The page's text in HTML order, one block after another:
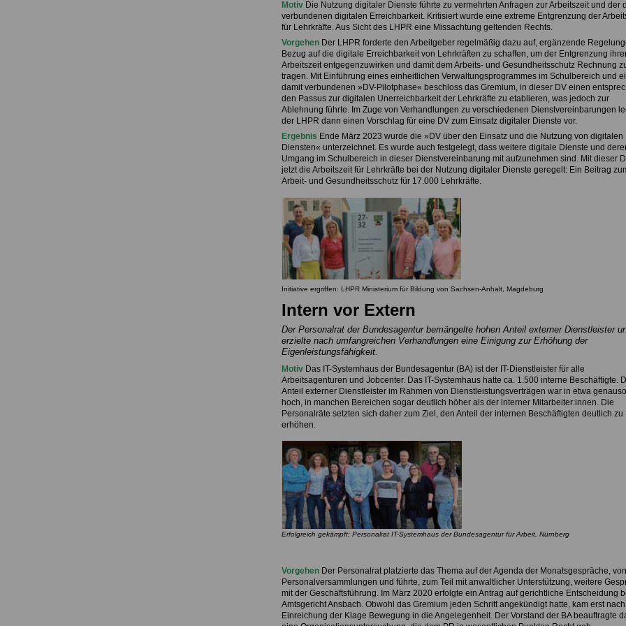
Motiv Die Nutzung digitaler Dienste führte zu vermehrten Anfragen zur Arbeitszeit und der
verbundenen digitalen Erreichbarkeit. Kritisiert wurde eine extreme Entgrenzung der
für Lehrkräfte. Aus Sicht des LHPR eine Missachtung geltenden Rechts.
Vorgehen Der LHPR forderte den Arbeitgeber regelmäßig dazu auf, ergänzende
Bezug auf die digitale Erreichbarkeit von Lehrkräften zu schaffen, um der Entgrenzung
Arbeitszeit entgegenzuwirken und damit dem Arbeits- und Gesundheitsschutz Rechnung
tragen. Mit Einführung eines einheitlichen Verwaltungsprogrammes im Schulbereich und
damit verbundenen »DV-Pilotphase« beschloss das Gremium, in dieser DV einen
den Passus zur digitalen Unerreichbarkeit der Lehrkräfte zu etablieren, was jedoch zur
Ablehnung führte. Im Zuge von Verhandlungen zu verschiedenen Dienstvereinbarungen
der LHPR dann einen Vorschlag für eine DV zum Einsatz digitaler Dienste vor.
Ergebnis Ende März 2023 wurde die »DV über den Einsatz und die Nutzung von digitalen
Diensten« unterzeichnet. Es wurde auch festgelegt, dass weitere digitale Dienste und
Umgang im Schulbereich in dieser Dienstvereinbarung mit aufzunehmen sind. Mit dieser
jetzt die Arbeitszeit für Lehrkräfte bei der Nutzung digitaler Dienste geregelt: Ein Beitrag
Arbeit- und Gesundheitsschutz für 17.000 Lehrkräfte.
Initiative ergriffen: LHPR Ministerium für Bildung von Sachsen-Anhalt, Magdeburg
Intern vor Extern
Der Personalrat der Bundesagentur bemängelte hohen Anteil externer Dienstleister
erzielte nach umfangreichen Verhandlungen eine Einigung zur Erhöhung der
Eigenleistungsfähigkeit.
Motiv Das IT-Systemhaus der Bundesagentur (BA) ist der IT-Dienstleister für alle
Arbeitsagenturen und Jobcenter. Das IT-Systemhaus hatte ca. 1.500 interne Beschäftigte.
Anteil externer Dienstleister im Rahmen von Dienstleistungsverträgen war in etwa genauso
hoch, in manchen Bereichen sogar deutlich höher als der interner Mitarbeiter:innen. Die
Personalräte setzten sich daher zum Ziel, den Anteil der internen Beschäftigten deutlich zu
erhöhen.
Erfolgreich gekämpft: Personalrat IT-Systemhaus derBundesagentur für Arbeit, Nürnberg
Vorgehen Der Personalrat platzierte das Thema auf der Agenda der Monatsgespräche, von
Personalversammlungen und führte, zum Teil mit anwaltlicher Unterstützung, weitere
mit der Geschäftsführung. Im März 2020 erfolgte ein Antrag auf gerichtliche Entscheidung
Amtsgericht Ansbach. Obwohl das Gremium jeden Schritt angekündigt hatte, kam erst nach
Einreichung der Klage Bewegung in die Angelegenheit. Der Vorstand der BA beauftragte